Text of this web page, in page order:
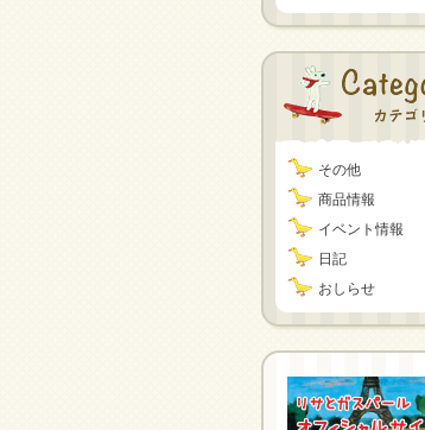
その他
商品情報
イベント情報
日記
おしらせ